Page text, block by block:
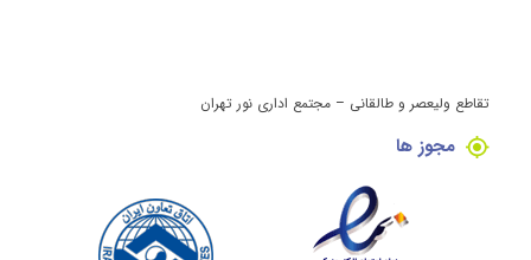
تقاطع ولیعصر و طالقانی – مجتمع اداری نور تهران
مجوز ها